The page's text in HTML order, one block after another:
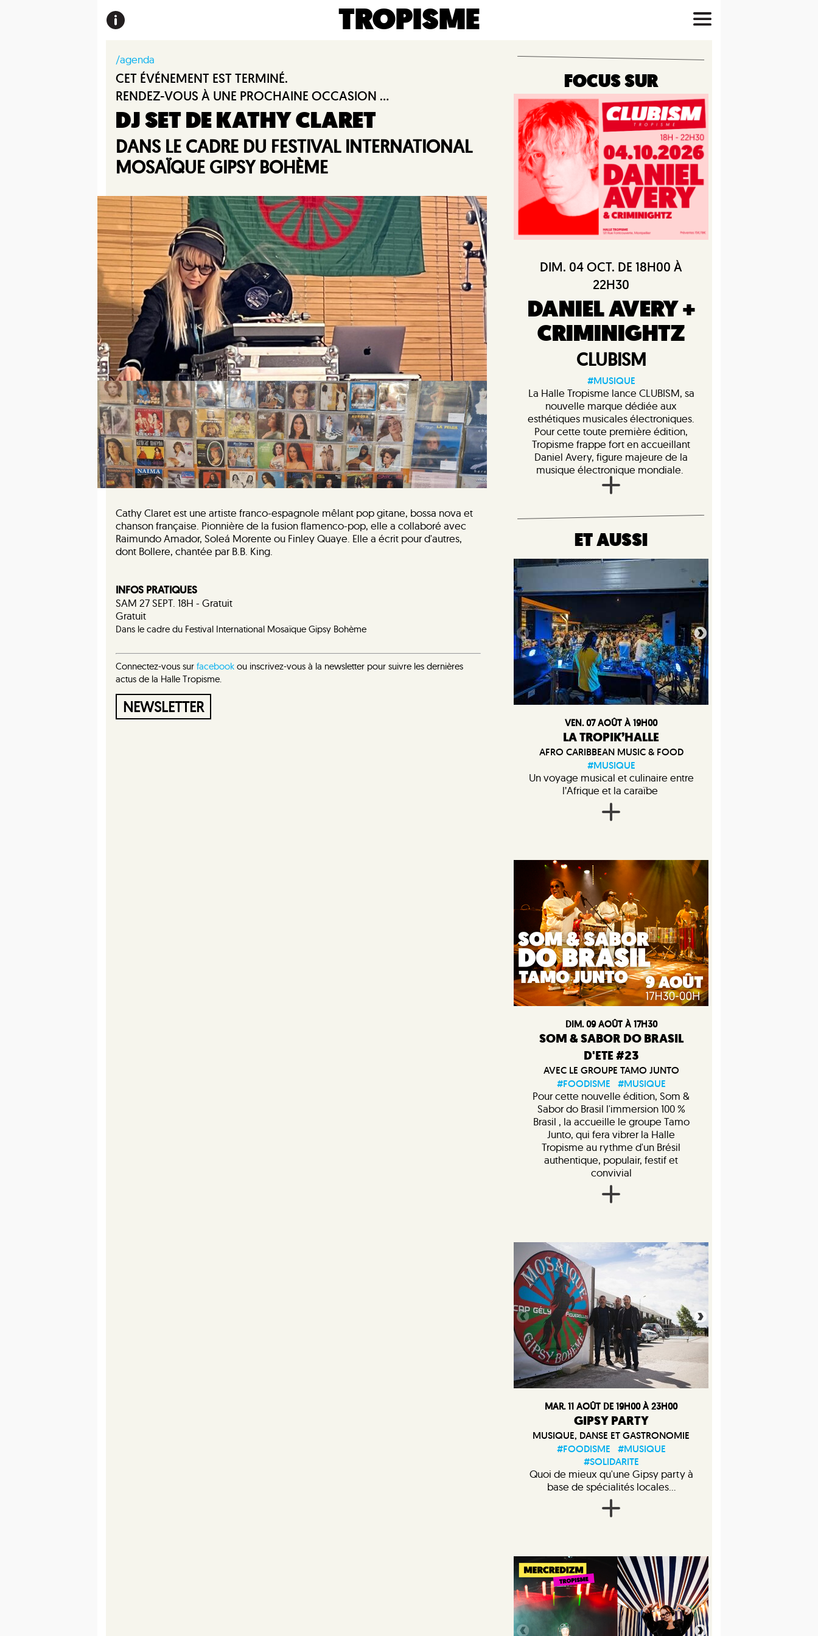
TROPISME
/agenda
CET ÉVÉNEMENT EST TERMINÉ.
RENDEZ-VOUS À UNE PROCHAINE OCCASION ...
DJ SET DE KATHY CLARET
DANS LE CADRE DU FESTIVAL INTERNATIONAL
MOSAÏQUE GIPSY BOHÈME
Cathy Claret est une artiste franco-espagnole mêlant pop gitane, bossa nova et
chanson française. Pionnière de la fusion flamenco-pop, elle a collaboré avec
Raimundo Amador, Soleá Morente ou Finley Quaye. Elle a écrit pour d'autres,
dont Bollere, chantée par B.B. King.
INFOS PRATIQUES
SAM 27 SEPT. 18H - Gratuit
Gratuit
Dans le cadre du Festival International Mosaïque Gipsy Bohème
Connectez-vous sur facebook ou inscrivez-vous à la newsletter pour suivre les dernières
actus de la Halle Tropisme.
NEWSLETTER
FOCUS SUR
DIM. 04 OCT. DE 18H00 À
22H30
DANIEL AVERY +
CRIMINIGHTZ
CLUBISM
#MUSIQUE
La Halle Tropisme lance CLUBISM, sa
nouvelle marque dédiée aux
esthétiques musicales électroniques.
Pour cette toute première édition,
Tropisme frappe fort en accueillant
Daniel Avery, figure majeure de la
musique électronique mondiale.
ET AUSSI
VEN. 07 AOÛT À 19H00
LA TROPIK’HALLE
AFRO CARIBBEAN MUSIC & FOOD
#MUSIQUE
Un voyage musical et culinaire entre
l’Afrique et la caraïbe
DIM. 09 AOÛT À 17H30
SOM & SABOR DO BRASIL
D'ETE #23
AVEC LE GROUPE TAMO JUNTO
#FOODISME
#MUSIQUE
Pour cette nouvelle édition, Som &
Sabor do Brasil l'immersion 100 %
Brasil , la accueille le groupe Tamo
Junto, qui fera vibrer la Halle
Tropisme au rythme d'un Brésil
authentique, populair, festif et
convivial
MAR. 11 AOÛT DE 19H00 À 23H00
GIPSY PARTY
MUSIQUE, DANSE ET GASTRONOMIE
#FOODISME
#MUSIQUE
#SOLIDARITE
Quoi de mieux qu'une Gipsy party à
base de spécialités locales...